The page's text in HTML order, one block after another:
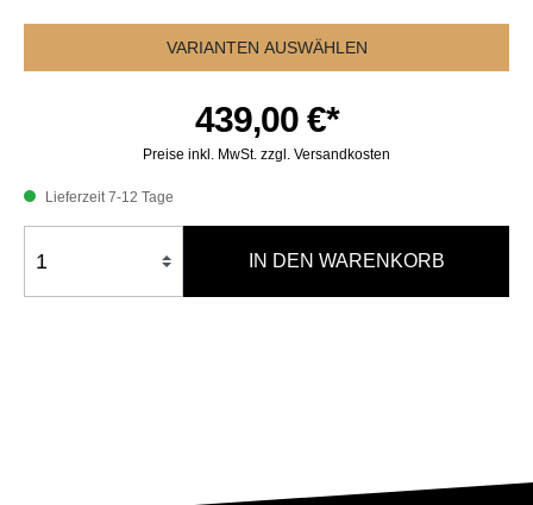
VARIANTEN AUSWÄHLEN
439,00 €*
Preise inkl. MwSt. zzgl. Versandkosten
Lieferzeit 7-12 Tage
IN DEN WARENKORB